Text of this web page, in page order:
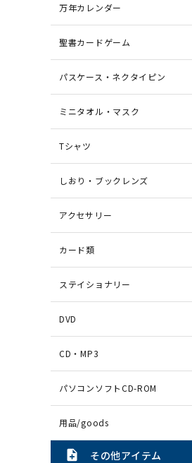
万年カレンダー
聖書カードゲーム
パスケース・ネクタイピン
ミニタオル・マスク
Tシャツ
しおり・ブックレンズ
アクセサリー
カード類
ステイショナリー
DVD
CD・MP3
パソコンソフトCD-ROM
用品/goods
note_add その他アイテム